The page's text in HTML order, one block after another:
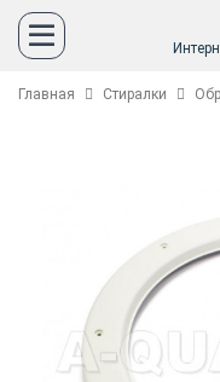
Главная Стиралки